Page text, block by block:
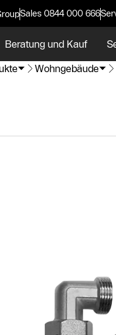
Sales 0844 000 666
Beratung und Kauf
Wohngebäude